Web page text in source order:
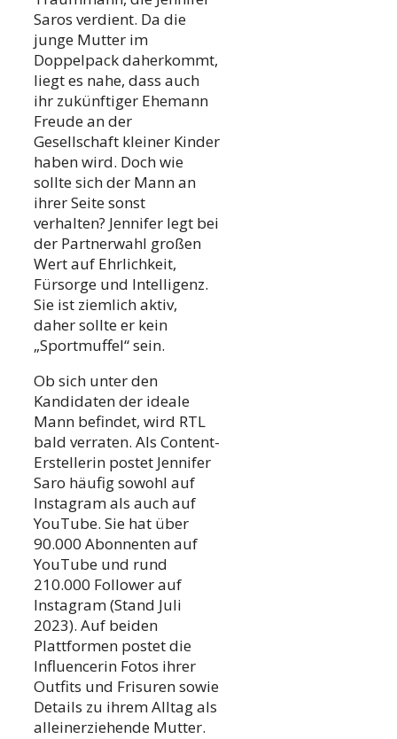
Saros verdient. Da die
junge Mutter im
Doppelpack daherkommt,
liegt es nahe, dass auch
ihr zukünftiger Ehemann
Freude an der
Gesellschaft kleiner Kinder
haben wird. Doch wie
sollte sich der Mann an
ihrer Seite sonst
verhalten? Jennifer legt bei
der Partnerwahl großen
Wert auf Ehrlichkeit,
Fürsorge und Intelligenz.
Sie ist ziemlich aktiv,
daher sollte er kein
„Sportmuffel“ sein.
Ob sich unter den
Kandidaten der ideale
Mann befindet, wird RTL
bald verraten. Als Content-
Erstellerin postet Jennifer
Saro häufig sowohl auf
Instagram als auch auf
YouTube. Sie hat über
90.000 Abonnenten auf
YouTube und rund
210.000 Follower auf
Instagram (Stand Juli
2023). Auf beiden
Plattformen postet die
Influencerin Fotos ihrer
Outfits und Frisuren sowie
Details zu ihrem Alltag als
alleinerziehende Mutter.